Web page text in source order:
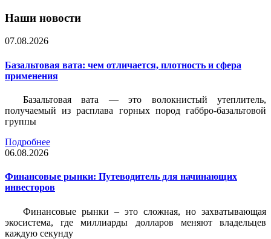
Наши новости
07.08.2026
Базальтовая вата: чем отличается, плотность и сфера
применения
Базальтовая вата — это волокнистый утеплитель,
получаемый из расплава горных пород габбро-базальтовой
группы
Подробнее
06.08.2026
Финансовые рынки: Путеводитель для начинающих
инвесторов
Финансовые рынки – это сложная, но захватывающая
экосистема, где миллиарды долларов меняют владельцев
каждую секунду